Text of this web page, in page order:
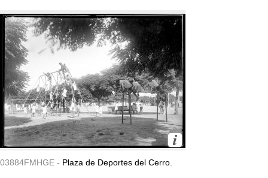
03884FMHGE - Plaza de Deportes del Cerro.